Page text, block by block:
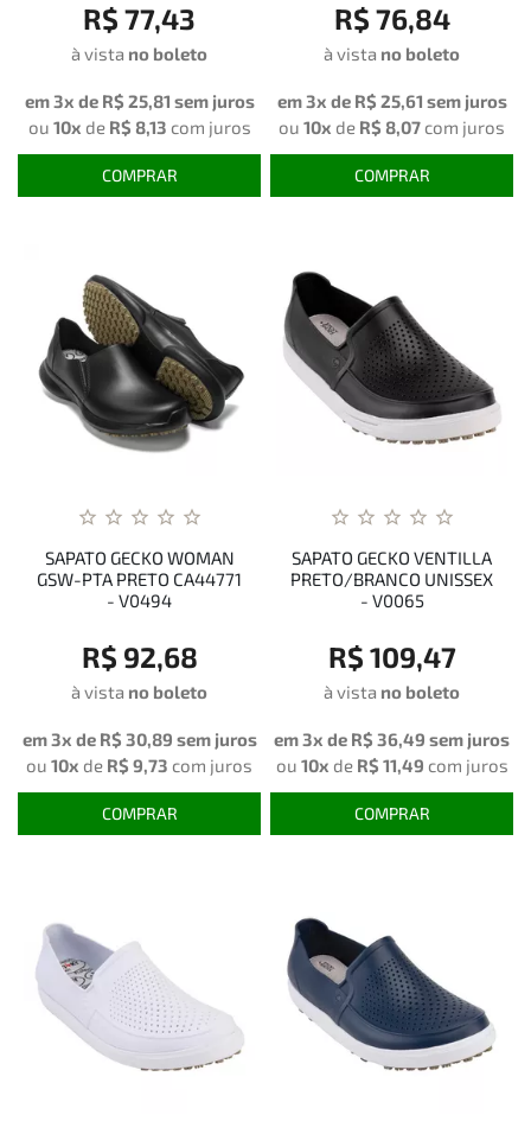
R$ 77,43
à vista no boleto
em 3x de R$ 25,81 sem juros
ou 10x de R$ 8,13 com juros
COMPRAR
R$ 76,84
à vista no boleto
em 3x de R$ 25,61 sem juros
ou 10x de R$ 8,07 com juros
COMPRAR
SAPATO GECKO WOMAN
GSW-PTA PRETO CA44771
- V0494
R$ 92,68
à vista no boleto
em 3x de R$ 30,89 sem juros
ou 10x de R$ 9,73 com juros
COMPRAR
SAPATO GECKO VENTILLA
PRETO/BRANCO UNISSEX
- V0065
R$ 109,47
à vista no boleto
em 3x de R$ 36,49 sem juros
ou 10x de R$ 11,49 com juros
COMPRAR